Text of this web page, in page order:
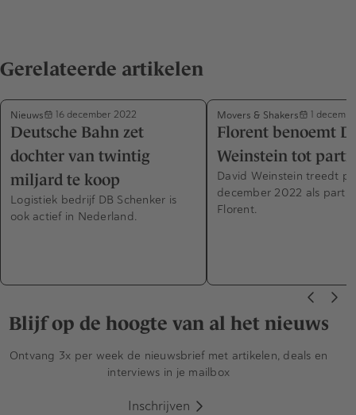
Gerelateerde artikelen
Nieuws 16 december 2022
Deutsche Bahn zet
dochter van twintig
miljard te koop
Logistiek bedrijf DB Schenker is
ook actief in Nederland.
Movers & Shakers 1
Florent benoemt
Weinstein tot
David Weinstein treedt
december 2022 als
Florent.
Blijf op de hoogte van al het nieuws
Ontvang 3x per week de nieuwsbrief met artikelen, deals en
interviews in je mailbox
Inschrijven